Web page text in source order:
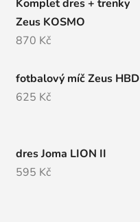
Komplet dres + trenky
Zeus KOSMO
870 Kč
fotbalový míč Zeus HBD
625 Kč
dres Joma LION II
595 Kč